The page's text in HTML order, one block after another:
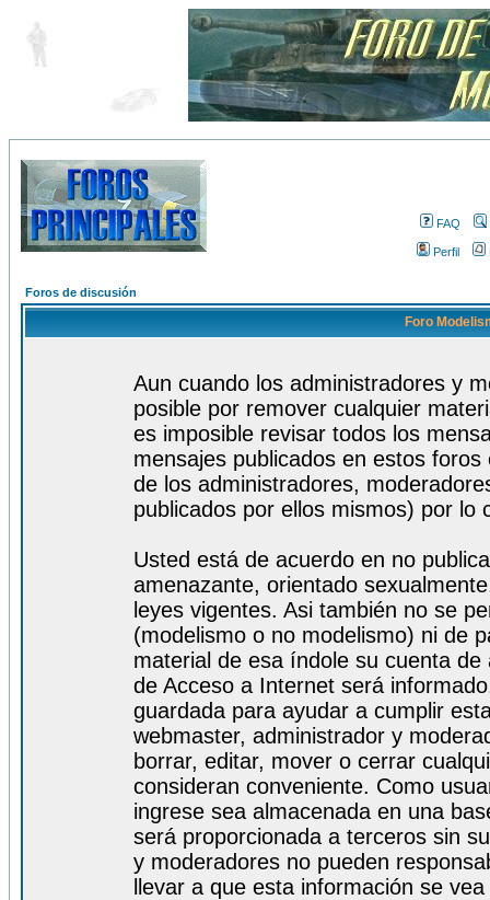
FAQ
Perfil
Foros de discusión
Foro
Aun cuando los administradores y
posible por remover cualquier
es imposible revisar todos los
mensajes publicados en estos
de los administradores,
publicados por ellos mismos) por lo
Usted está de acuerdo en no
amenazante, orientado
leyes vigentes. Asi también no se
(modelismo o no modelismo) ni de
material de esa índole su cuenta
de Acceso a Internet será
guardada para ayudar a cumplir
webmaster, administrador y
borrar, editar, mover o cerrar
consideran conveniente. Como
ingrese sea almacenada en una
será proporcionada a terceros sin
y moderadores no pueden
llevar a que esta información se